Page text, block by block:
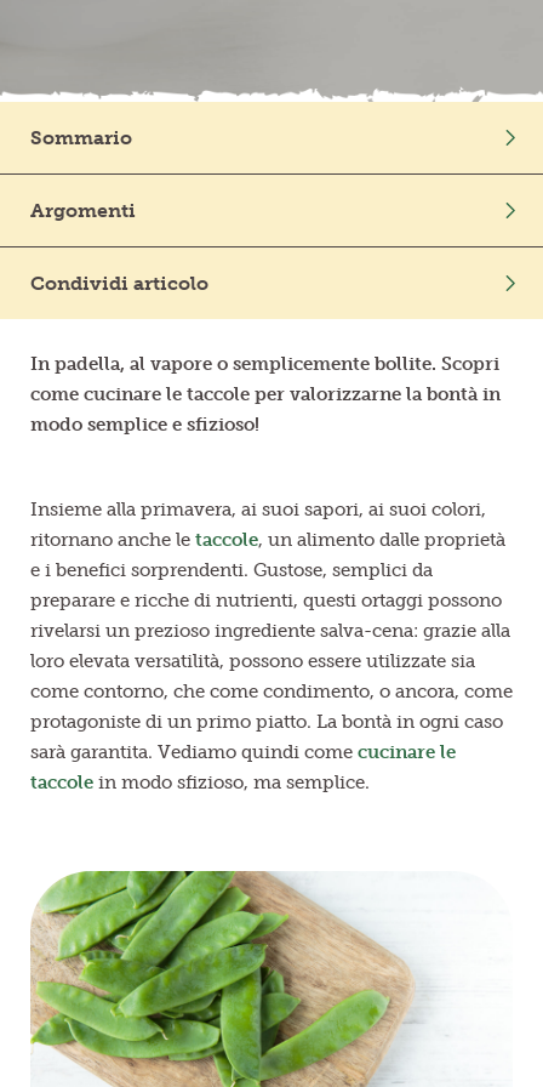
Polpe di frutta
Prodotti freschi
Sommario
Prima di tutto: sono dei piselli o dei fagioli?
Come cucinare le taccole al vapore
Un primo piatto completo e nutriente
Rispolverate il barbecue…
Argomenti
Condividi articolo
In padella, al vapore o semplicemente bollite. Scopri
come cucinare le taccole per valorizzarne la bontà in
modo semplice e sfizioso!
Insieme alla primavera, ai suoi sapori, ai suoi colori,
ritornano anche le taccole, un alimento dalle proprietà
e i benefici sorprendenti. Gustose, semplici da
preparare e ricche di nutrienti, questi ortaggi possono
rivelarsi un prezioso ingrediente salva-cena: grazie alla
loro elevata versatilità, possono essere utilizzate sia
come contorno, che come condimento, o ancora, come
protagoniste di un primo piatto. La bontà in ogni caso
sarà garantita. Vediamo quindi come cucinare le
taccole in modo sfizioso, ma semplice.